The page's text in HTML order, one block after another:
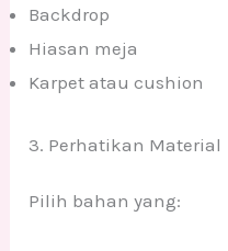
Backdrop
Hiasan meja
Karpet atau cushion
3. Perhatikan Material
Pilih bahan yang: